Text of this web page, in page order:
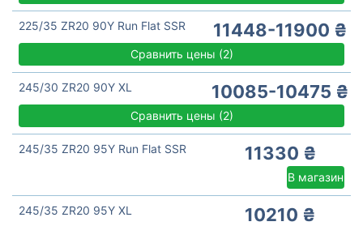
225/35 ZR20 90Y Run Flat SSR 11448-11900 ₴
Сравнить цены (2)
245/30 ZR20 90Y XL 10085-10475 ₴
Сравнить цены (2)
245/35 ZR20 95Y Run Flat SSR 11330 ₴
В магазин
245/35 ZR20 95Y XL 10210 ₴